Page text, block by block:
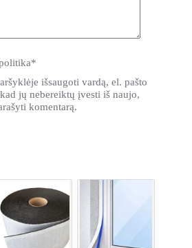
*
išsaugoti vardą, el. pašto
jų nebereiktų įvesti iš naujo,
komentarą.